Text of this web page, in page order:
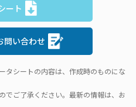
ート
問い合わせ
タシートの内容は、作成時のものにな
でご了承ください。最新の情報は、お